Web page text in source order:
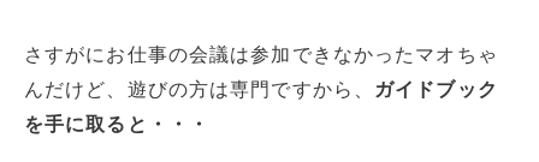
さすがにお仕事の会議は参加できなかったマオちゃ
んだけど、遊びの方は専門ですから、
ガイドブック
を手に取ると・・・